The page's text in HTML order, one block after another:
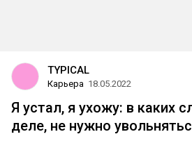
TYPICAL
Карьера 18.05.2022
Я устал, я ухожу: в каких
деле, не нужно